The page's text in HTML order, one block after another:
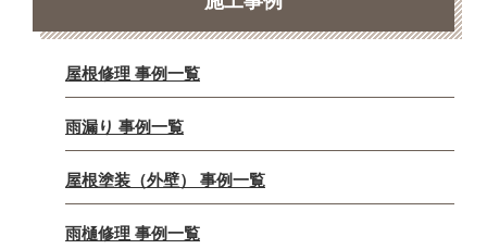
屋根修理 事例一覧
雨漏り 事例一覧
屋根塗装（外壁） 事例一覧
雨樋修理 事例一覧